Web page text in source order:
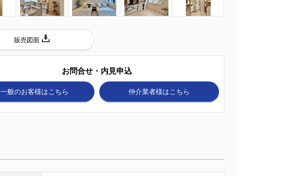
販売図面
お問合せ・内見申込
一般のお客様はこちら 仲介業者様はこちら